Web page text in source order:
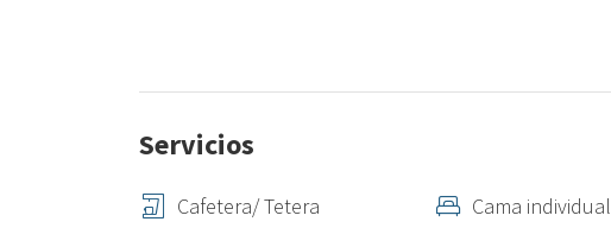
Servicios
Cafetera/ Tetera Cama individual